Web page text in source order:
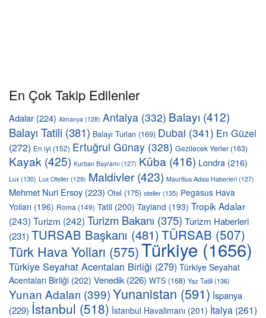
En Çok Takip Edilenler
Adalar (224) Almanya (128) Antalya (332) Balayı (412)
Balayı Tatili (381) Balayı Turları (169) Dubai (341) En Güzel
(272) En iyi (152) Ertuğrul Günay (328) Gezilecek Yerler (163)
Kayak (425) Kurban Bayramı (127) Küba (416) Londra (216)
Lux (130) Lux Oteller (129) Maldivler(423) Mauritius Adası Haberleri (127)
Mehmet Nuri Ersoy (223) Otel (175) oteller(135) Pegasus Hava
Yolları (196) Roma (149) Tatil (200) Tayland (193) Tropik Adalar
(243) Turizm (242) Turizm Bakanı (375) Turizm Haberleri
(231) TURSAB Başkanı (481)TÜRSAB (507)
Türk Hava Yolları (575)Türkiye (1656)
Türkiye Seyahat Acentaları Birliği (279) Türkiye Seyahat
Acentaları Birliği (202) Venedik (226) WTS (168) Yaz Tatili(136)
Yunan Adaları (399)Yunanistan (591) İspanya
(229) İstanbul (518) İstanbul Havalimanı (201) İtalya (261)